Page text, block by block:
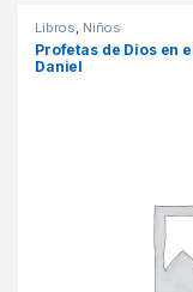
Libros, Niños
Profetas de Dios en
Daniel